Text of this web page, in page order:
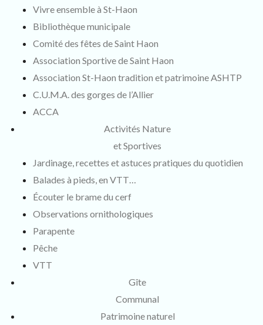
Vivre ensemble à St-Haon
Bibliothèque municipale
Comité des fêtes de Saint Haon
Association Sportive de Saint Haon
Association St-Haon tradition et patrimoine ASHTP
C.U.M.A. des gorges de l’Allier
ACCA
Activités Nature
et Sportives
Jardinage, recettes et astuces pratiques du quotidien
Balades à pieds, en VTT…
Écouter le brame du cerf
Observations ornithologiques
Parapente
Pêche
VTT
Gîte
Communal
Patrimoine naturel